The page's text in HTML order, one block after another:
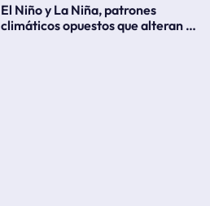
El Niño y La Niña, patrones
climáticos opuestos que alteran la